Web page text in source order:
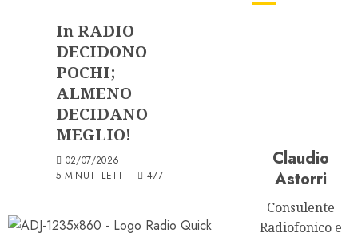
In RADIO
DECIDONO
POCHI;
ALMENO
DECIDANO
MEGLIO!
02/07/2026
5 MINUTI LETTI
477
Claudio
Astorri
Consulente
Radiofonico e